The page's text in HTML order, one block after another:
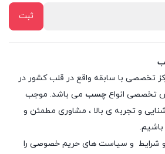
تخصصی با سابقه واقع در قلب کشور در
تخصصی انواع چسب می باشد. موجب
و تجربه ی بالا ، مشاوری مطمئن و
شرایط و سیاست های حریم خصوصی را